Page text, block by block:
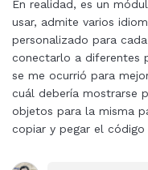
En realidad, es un
usar, admite varios
personalizado para
conectarlo a diferentes
se me ocurrió para
cuál debería mostrarse
objetos para la misma
copiar y pegar el